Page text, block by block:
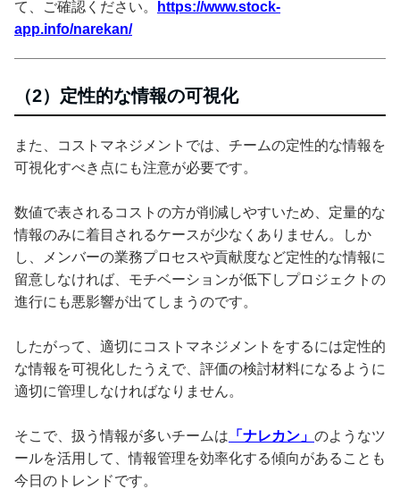
て、ご確認ください。
https://www.stock-
app.info/narekan/
（2）定性的な情報の可視化
また、コストマネジメントでは、チームの定性的な情報を
可視化すべき点にも注意が必要です。
数値で表されるコストの方が削減しやすいため、定量的な
情報のみに着目されるケースが少なくありません。しか
し、メンバーの業務プロセスや貢献度など定性的な情報に
留意しなければ、モチベーションが低下しプロジェクトの
進行にも悪影響が出てしまうのです。
したがって、適切にコストマネジメントをするには定性的
な情報を可視化したうえで、評価の検討材料になるように
適切に管理しなければなりません。
そこで、扱う情報が多いチームは 「ナレカン」 のようなツ
ールを活用して、情報管理を効率化する傾向があることも
今日のトレンドです。